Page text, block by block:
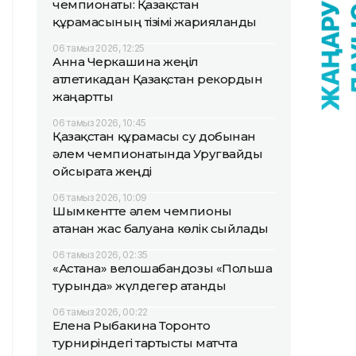
чемпионаты: Қазақстан
құрамасының тізімі жарияланды
06 тамыз 2026, 12:25
Анна Черкашина жеңіл
атлетикадан Қазақстан рекордын
жаңартты
06 тамыз 2026, 10:45
Қазақстан құрамасы су добынан
әлем чемпионатында Уругвайды
ойсырата жеңді
06 тамыз 2026, 10:09
Шымкентте әлем чемпионы
атанған жас балуанға көлік сыйлады
06 тамыз 2026, 02:35
«Астана» велошабандозы «Польша
турында» жүлдегер атанды
06 тамыз 2026, 00:22
Елена Рыбакина Торонто
турниріндегі тартысты матчта